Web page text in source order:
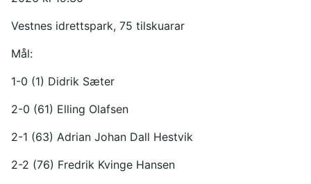
Vestnes idrettspark, 75 tilskuarar
Mål:
1-0 (1) Didrik Sæter
2-0 (61) Elling Olafsen
2-1 (63) Adrian Johan Dall Hestvik
2-2 (76) Fredrik Kvinge Hansen